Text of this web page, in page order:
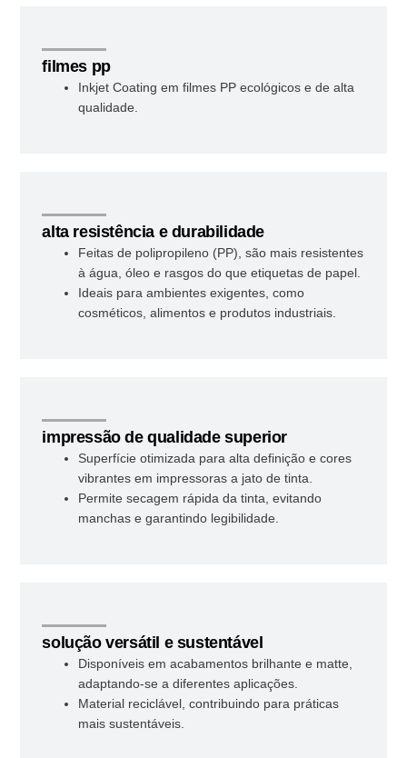
filmes pp
Inkjet Coating em filmes PP ecológicos e de alta
qualidade.
alta resistência e durabilidade
Feitas de polipropileno (PP), são mais resistentes
à água, óleo e rasgos do que etiquetas de papel.
Ideais para ambientes exigentes, como
cosméticos, alimentos e produtos industriais.
impressão de qualidade superior
Superfície otimizada para alta definição e cores
vibrantes em impressoras a jato de tinta.
Permite secagem rápida da tinta, evitando
manchas e garantindo legibilidade.
solução versátil e sustentável
Disponíveis em acabamentos brilhante e matte,
adaptando-se a diferentes aplicações.
Material reciclável, contribuindo para práticas
mais sustentáveis.